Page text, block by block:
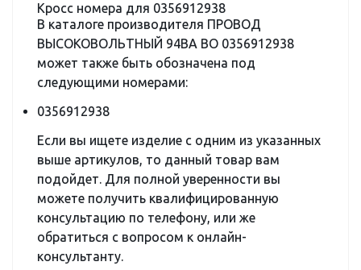
Кросс номера для 0356912938
В каталоге производителя ПРОВОД
ВЫСОКОВОЛЬТНЫЙ 94BA BO 0356912938
может также быть обозначена под
следующими номерами:
0356912938
Если вы ищете изделие с одним из указанных
выше артикулов, то данный товар вам
подойдет. Для полной уверенности вы
можете получить квалифицированную
консультацию по телефону, или же
обратиться с вопросом к онлайн-
консультанту.